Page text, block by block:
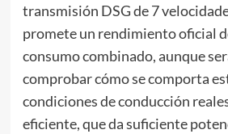
transmisión DSG de 7
promete un rendimiento oficial
consumo combinado, aunque
comprobar cómo se comporta
condiciones de conducción
eficiente, que da suficiente